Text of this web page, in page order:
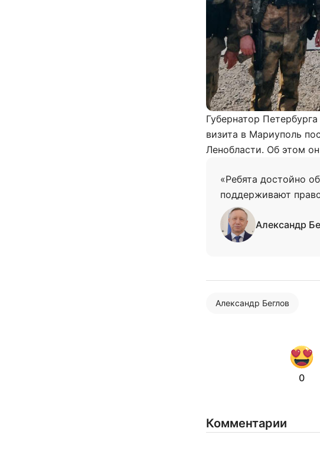
Губернатор
визита в Мариуполь
Ленобласти. Об этом
«Ребята достойно
поддерживают
Александр
Александр Беглов
0
Комментарии